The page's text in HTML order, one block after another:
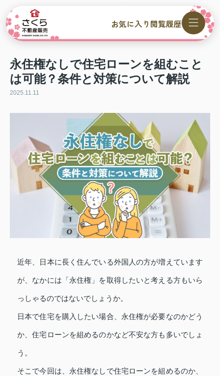
お気に入り 閲覧履歴
永住権なしで住宅ローンを組むこと
は可能？条件と対策について解説
2025.11.11
近年、日本に長く住んでいる外国人の方が増えています
が、なかには「永住権」を取得したいと考える方もいら
っしゃるのではないでしょうか。
日本で住宅を購入したい場合、永住権が必要なのかどう
か、住宅ローンを組めるのかなど不安な方も多いでしょ
う。
そこで今回は、永住権なしで住宅ローンを組めるのか、